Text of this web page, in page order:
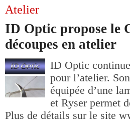
Atelier
ID Optic propose le
découpes en atelier
ID Optic
pour l’atelier.
équipée d’une
et Ryser permet
Plus de détails sur le site